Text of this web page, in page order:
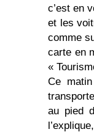
c’est en
et les
comme
carte en
«
Ce
au pied